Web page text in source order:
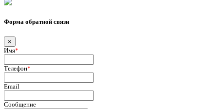
Форма обратной связи
×
Имя*
Телефон*
Email
Сообщение